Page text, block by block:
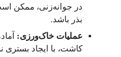
در جوانه‌زنی، ممکن
بذر باشد.
عملیات خاک‌ورزی:
کاشت، با ایجاد بستری